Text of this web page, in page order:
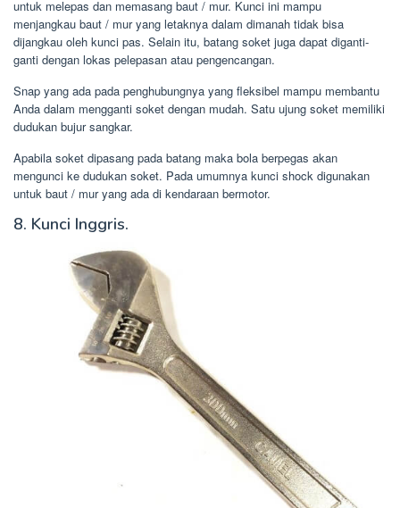
untuk melepas dan memasang baut / mur. Kunci ini mampu
menjangkau baut / mur yang letaknya dalam dimanah tidak bisa
dijangkau oleh kunci pas. Selain itu, batang soket juga dapat diganti-
ganti dengan lokas pelepasan atau pengencangan.
Snap yang ada pada penghubungnya yang fleksibel mampu membantu
Anda dalam mengganti soket dengan mudah. Satu ujung soket memiliki
dudukan bujur sangkar.
Apabila soket dipasang pada batang maka bola berpegas akan
mengunci ke dudukan soket. Pada umumnya kunci shock digunakan
untuk baut / mur yang ada di kendaraan bermotor.
8. Kunci Inggris.